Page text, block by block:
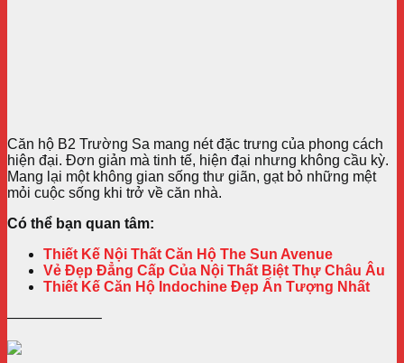
Căn hộ B2 Trường Sa mang nét đặc trưng của phong cách
hiện đại. Đơn giản mà tinh tế, hiện đại nhưng không cầu kỳ.
Mang lại một không gian sống thư giãn, gạt bỏ những mệt
mỏi cuộc sống khi trở về căn nhà.
Có thể bạn quan tâm:
Thiết Kế Nội Thất Căn Hộ The Sun Avenue
Vẻ Đẹp Đẳng Cấp Của Nội Thất Biệt Thự Châu Âu
Thiết Kế Căn Hộ Indochine Đẹp Ấn Tượng Nhất
——————–